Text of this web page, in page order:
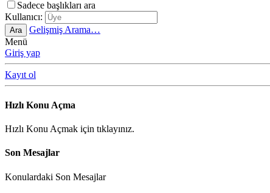
Sadece başlıkları ara
Kullanıcı:
Ara
Gelişmiş Arama…
Menü
Giriş yap
Kayıt ol
Hızlı Konu Açma
Hızlı Konu Açmak için tıklayınız.
Son Mesajlar
Konulardaki Son Mesajlar